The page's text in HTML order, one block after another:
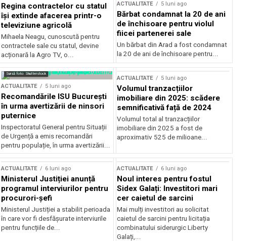
Regina contractelor cu statul
își extinde afacerea printr-o
televiziune agricolă
Mihaela Neagu, cunoscută pentru
contractele sale cu statul, devine
acționară la Agro TV, o...
ACTUALITATE 5 luni ago
Bărbat condamnat la 20 de ani
de închisoare pentru violul
fiicei partenerei sale
Un bărbat din Arad a fost condamnat
la 20 de ani de închisoare pentru...
Sursă foto: Shutterstock
ACTUALITATE 5 luni ago
Recomandările ISU București
în urma avertizării de ninsori
puternice
Inspectoratul General pentru Situații
de Urgență a emis recomandări
pentru populație, în urma avertizării...
ACTUALITATE 5 luni ago
Volumul tranzacțiilor
imobiliare din 2025: scădere
semnificativă față de 2024
Volumul total al tranzacțiilor
imobiliare din 2025 a fost de
aproximativ 525 de milioane...
ACTUALITATE 6 luni ago
Ministerul Justiției anunță
programul interviurilor pentru
procurori-șefi
Ministerul Justiției a stabilit perioada
în care vor fi desfășurate interviurile
pentru funcțiile de...
ACTUALITATE 6 luni ago
Noul interes pentru fostul
Sidex Galați: Investitori mari
cer caietul de sarcini
Mai mulți investitori au solicitat
caietul de sarcini pentru licitația
combinatului siderurgic Liberty
Galați,...